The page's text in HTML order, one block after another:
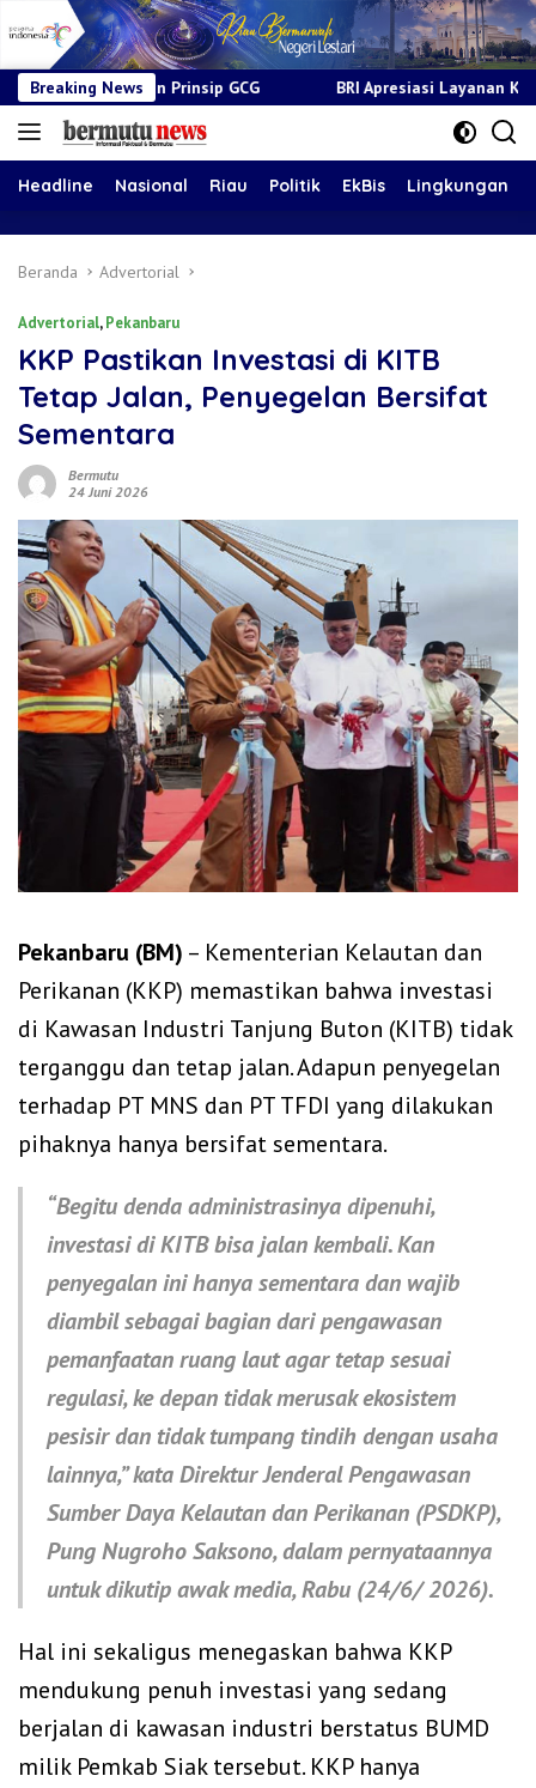
Breaking News
GCG BRI Apresiasi Layanan Kepada Pensiunan Jadi
Headline Nasional Riau Politik EkBis Lingkungan
Beranda Advertorial
Advertorial,Pekanbaru
KKP Pastikan Investasi di KITB
Tetap Jalan, Penyegelan Bersifat
Sementara
Bermutu
24 Juni 2026
Pekanbaru (BM) – Kementerian Kelautan dan
Perikanan (KKP) memastikan bahwa investasi
di Kawasan Industri Tanjung Buton (KITB) tidak
terganggu dan tetap jalan. Adapun penyegelan
terhadap PT MNS dan PT TFDI yang dilakukan
pihaknya hanya bersifat sementara.
“Begitu denda administrasinya dipenuhi,
investasi di KITB bisa jalan kembali. Kan
penyegalan ini hanya sementara dan wajib
diambil sebagai bagian dari pengawasan
pemanfaatan ruang laut agar tetap sesuai
regulasi, ke depan tidak merusak ekosistem
pesisir dan tidak tumpang tindih dengan usaha
lainnya,” kata Direktur Jenderal Pengawasan
Sumber Daya Kelautan dan Perikanan (PSDKP),
Pung Nugroho Saksono, dalam pernyataannya
untuk dikutip awak media, Rabu (24/6/ 2026).
Hal ini sekaligus menegaskan bahwa KKP
mendukung penuh investasi yang sedang
berjalan di kawasan industri berstatus BUMD
milik Pemkab Siak tersebut. KKP hanya